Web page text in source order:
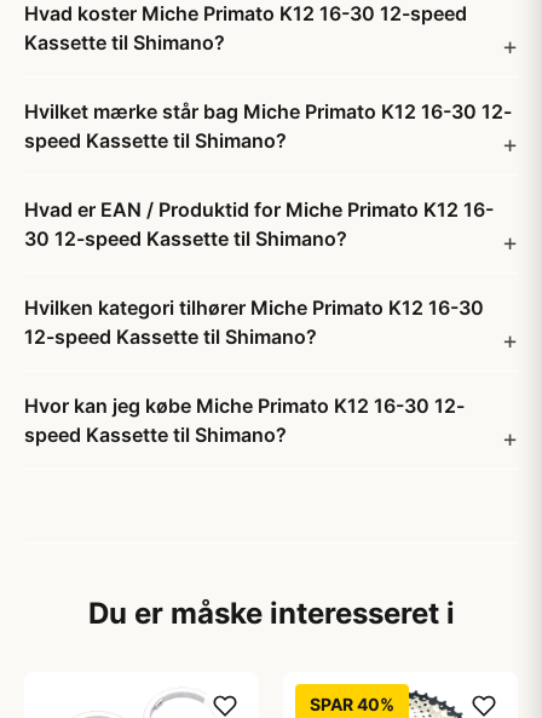
Hvad koster Miche Primato K12 16-30 12-speed
Kassette til Shimano?
Hvilket mærke står bag Miche Primato K12 16-30 12-
speed Kassette til Shimano?
Hvad er EAN / Produktid for Miche Primato K12 16-
30 12-speed Kassette til Shimano?
Hvilken kategori tilhører Miche Primato K12 16-30
12-speed Kassette til Shimano?
Hvor kan jeg købe Miche Primato K12 16-30 12-
speed Kassette til Shimano?
Du er måske interesseret i
SPAR 40%